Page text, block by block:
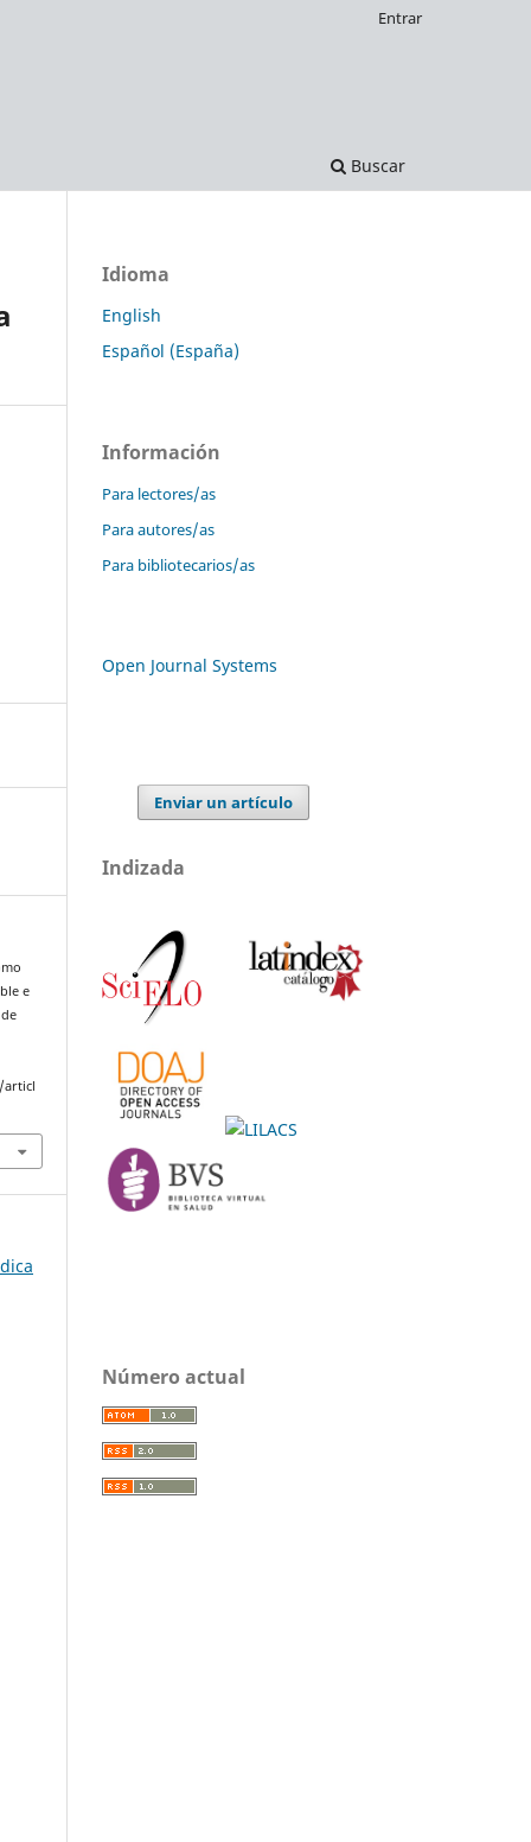
Buscar
Entrar
e
Idioma
English
Español (España)
Información
Para lectores/as
Para autores/as
Para bibliotecarios/as
Open Journal Systems
Enviar un artículo
Indizada
Número actual